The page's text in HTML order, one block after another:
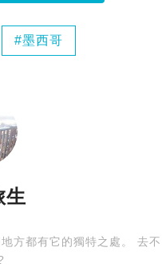
墨西哥
生
方都有它的獨特之處。 去不